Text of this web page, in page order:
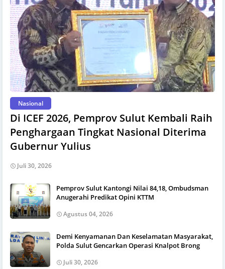
Nasional
Di ICEF 2026, Pemprov Sulut Kembali Raih
Penghargaan Tingkat Nasional Diterima
Gubernur Yulius
Juli 30, 2026
Pemprov Sulut Kantongi Nilai 84,18, Ombudsman
Anugerahi Predikat Opini KTTM
Agustus 04, 2026
Demi Kenyamanan Dan Keselamatan Masyarakat,
Polda Sulut Gencarkan Operasi Knalpot Brong
Juli 30, 2026